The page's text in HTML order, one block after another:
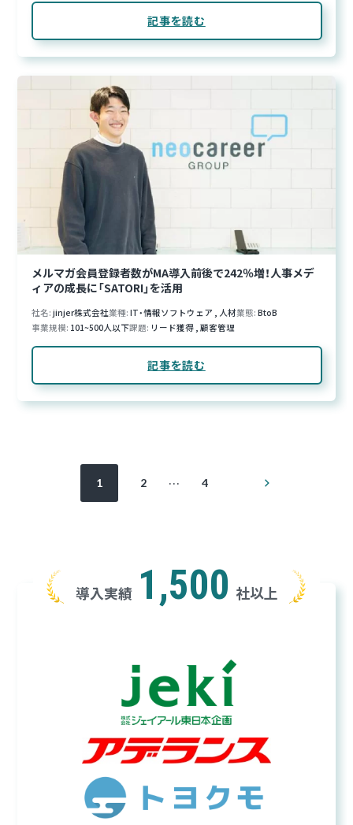
記事を読む
メルマガ会員登録者数がMA導入前後で242％増！人事メデ
ィアの成長に「SATORI」を活用
社名 jinjer株式会社業種 IT・情報ソフトウェア 人材業態 BtoB
事業規模 101~500人以下課題 リード獲得, 顧客管理
記事を読む
1 2 … 4
導入実績 1,500 社以上